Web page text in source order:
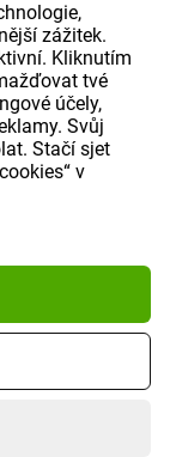
zážitek.
Kliknutím
tvé
účely,
Svůj
Stačí sjet
v